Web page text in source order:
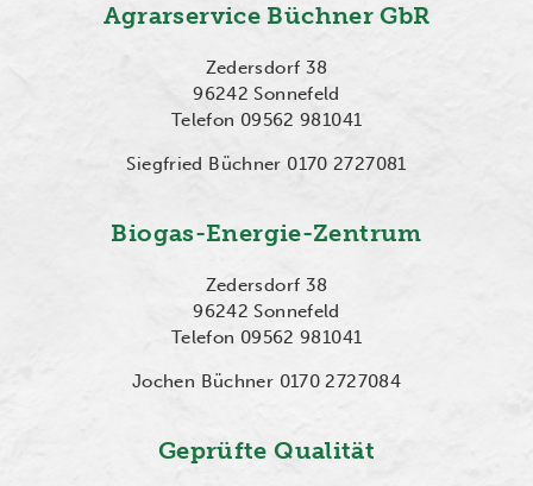
Agrarservice Büchner GbR
Zedersdorf 38
96242 Sonnefeld
Telefon 09562 981041
Siegfried Büchner 0170 2727081
Biogas-Energie-Zentrum
Zedersdorf 38
96242 Sonnefeld
Telefon 09562 981041
Jochen Büchner 0170 2727084
Geprüfte Qualität